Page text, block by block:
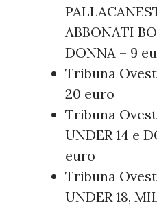
ABBONATI
DONNA – 9
Tribuna
20 euro
Tribuna
UNDER 14 e
euro
Tribuna
UNDER 18,